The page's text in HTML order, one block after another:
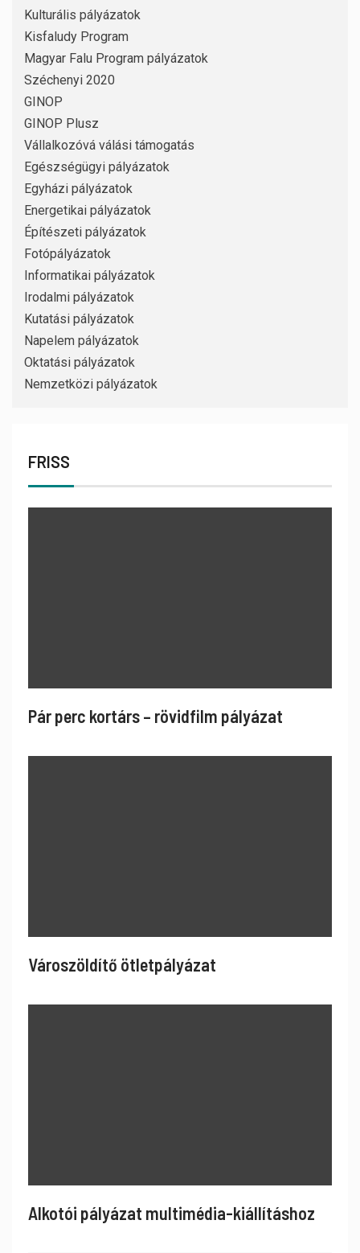
Kulturális pályázatok
Kisfaludy Program
Magyar Falu Program pályázatok
Széchenyi 2020
GINOP
GINOP Plusz
Vállalkozóvá válási támogatás
Egészségügyi pályázatok
Egyházi pályázatok
Energetikai pályázatok
Építészeti pályázatok
Fotópályázatok
Informatikai pályázatok
Irodalmi pályázatok
Kutatási pályázatok
Napelem pályázatok
Oktatási pályázatok
Nemzetközi pályázatok
FRISS
Pár perc kortárs – rövidfilm pályázat
Városzöldítő ötletpályázat
Alkotói pályázat multimédia-kiállításhoz